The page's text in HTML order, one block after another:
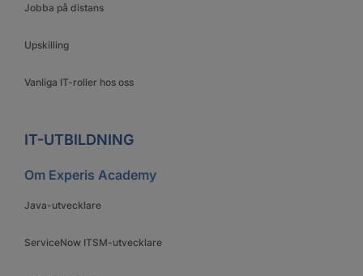
Jobba på distans
Upskilling
Vanliga IT-roller hos oss
IT-UTBILDNING
Om Experis Academy
Java-utvecklare
ServiceNow ITSM-utvecklare